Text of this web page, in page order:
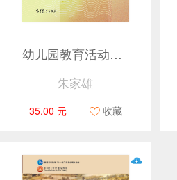
幼儿园教育活动设计与实施(第2版)
朱家雄
35.00 元 收藏